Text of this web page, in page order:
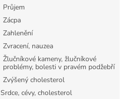
Průjem
Zácpa
Zahlenění
Zvracení, nauzea
Žlučníkové kameny, žlučníkové
problémy, bolesti v pravém podžebří
Zvýšený cholesterol
Srdce, cévy, cholesterol